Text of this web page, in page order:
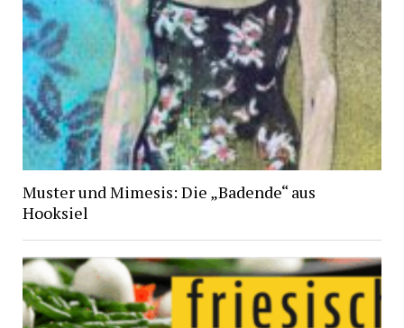
Muster und Mimesis: Die „Badende“ aus
Hooksiel